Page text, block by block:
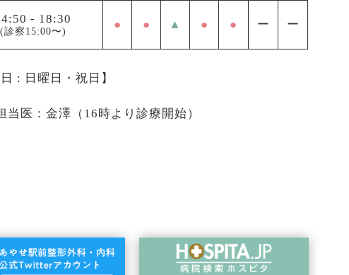
- 18:30
(診察15:00〜)
● ● ▲ ● ● ー ー
日 : 日曜日・祝日】
当医：金澤（16時より診療開始）